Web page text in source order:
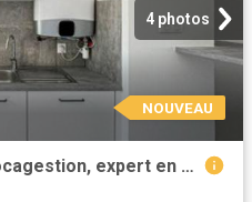
4 photos
NOUVEAU
T2 à Venissieux à louer Locagestion, expert en gestion locative